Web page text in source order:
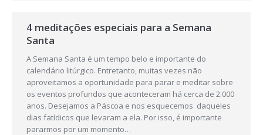
4 meditações especiais para a Semana
Santa
A Semana Santa é um tempo belo e importante do
calendário litúrgico. Entretanto, muitas vezes não
aproveitamos a oportunidade para parar e meditar sobre
os eventos profundos que aconteceram há cerca de 2.000
anos. Desejamos a Páscoa e nos esquecemos daqueles
dias fatídicos que levaram a ela. Por isso, é importante
pararmos por um momento…